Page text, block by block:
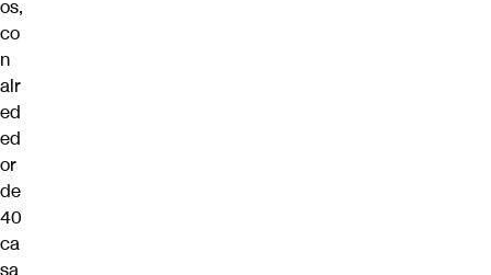
os,
co
n
alr
ed
ed
or
de
40
ca
sa